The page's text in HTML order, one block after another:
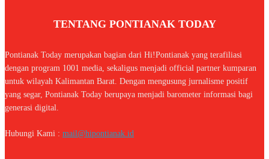
TENTANG PONTIANAK TODAY
Pontianak Today merupakan bagian dari Hi!Pontianak yang terafiliasi
dengan program 1001 media, sekaligus menjadi official partner kumparan
untuk wilayah Kalimantan Barat. Dengan mengusung jurnalisme positif
yang segar, Pontianak Today berupaya menjadi barometer informasi bagi
generasi digital.
Hubungi Kami : mail@hipontianak.id